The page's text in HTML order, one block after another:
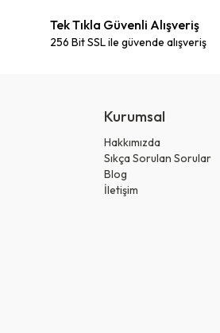
Tek Tıkla Güvenli Alışveriş
256 Bit SSL ile güvende alışveriş
Kurumsal
Hakkımızda
Sıkça Sorulan Sorular
Blog
İletişim